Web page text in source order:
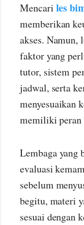
Mencari les
memberikan
akses. Namun,
faktor yang
tutor, sistem
jadwal, serta
menyesuaikan
memiliki peran
Lembaga yang
evaluasi
sebelum
begitu, materi
sesuai dengan